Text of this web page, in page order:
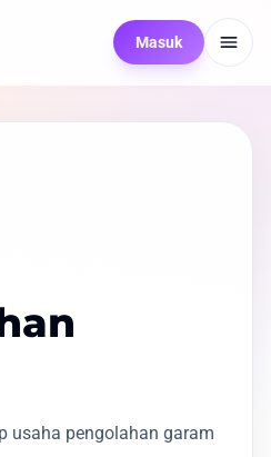
Masuk
usaha pengolahan garam